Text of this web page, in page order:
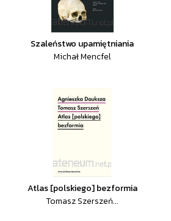
Szaleństwo upamiętniania
Michał Mencfel
Atlas [polskiego] bezformia
Tomasz Szerszeń...